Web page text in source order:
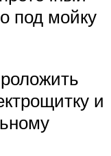
под мойку
и